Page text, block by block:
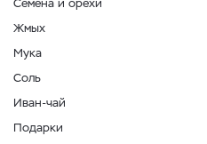
Семена и орехи
Жмых
Мука
Соль
Иван-чай
Подарки